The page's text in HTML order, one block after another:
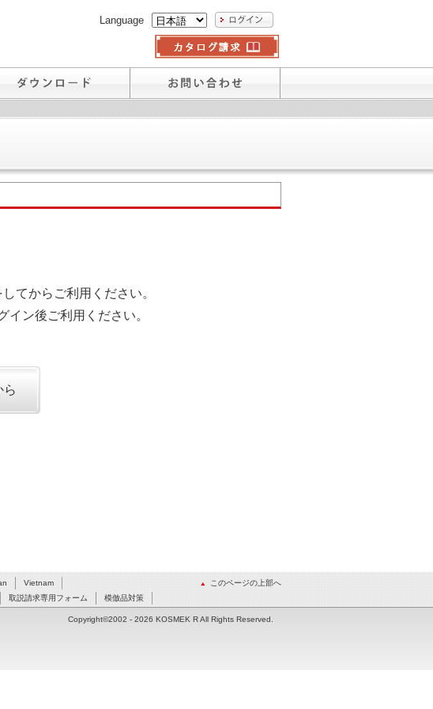
Language
てからご利用ください。
ン後ご利用ください。
ら
このページの上部へ
Vietnam
取説請求専用フォーム 模倣品対策
Copyright©2002 - 2026 KOSMEK R All Rights Reserved.